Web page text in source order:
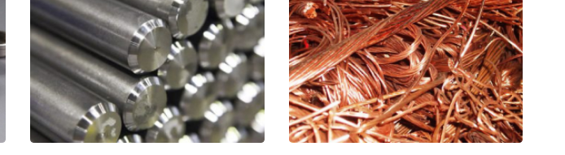
Z профиль алюминиевый
Т профиль алюминиевый
Пруток квадратный алюминиевый
Полоса алюминиевая
Пруток шестигранный алюминиевый